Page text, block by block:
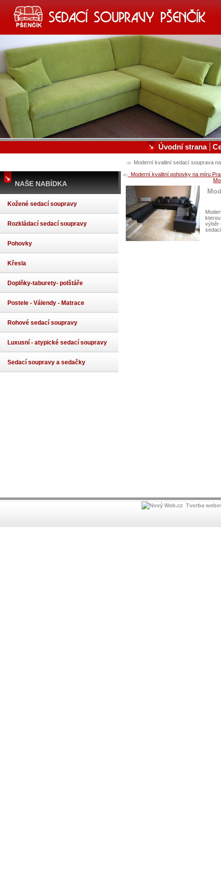
SEDACÍ SOUPRAVY, KOŽENÉ
VÝROBA A PRODEJ SEDACÍCH SOUPRAV A POSTELÍ
Úvodní strana
Moderní kvalitní sedací souprava
Moderní kvalitní pohovky na míru
výběr
NAŠE NABÍDKA
Kožené sedací soupravy
Rozkládací sedací soupravy
Pohovky
Křesla
Doplňky-taburety- polštáře
Postele - Válendy - Matrace
Rohové sedací soupravy
Luxusní - atypické sedací soupravy
Sedací soupravy a sedačky
Tvorba